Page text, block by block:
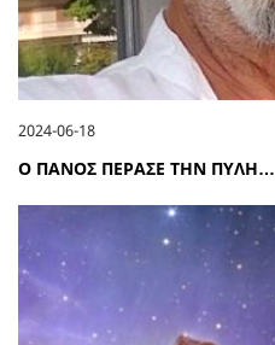
2024-06-18
Ο ΠΑΝΟΣ ΠΕΡΑΣΕ ΤΗΝ ΠΥΛΗ…